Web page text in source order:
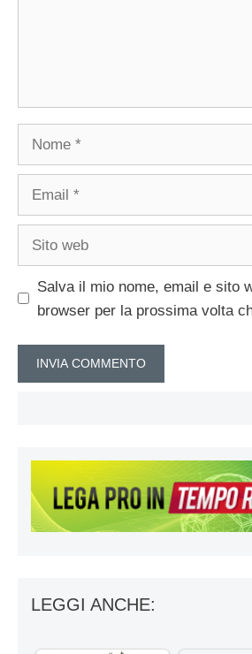
Nome
Email
Sito
Salva il mio nome, email e sito
browser per la prossima volta
LEGGI ANCHE: